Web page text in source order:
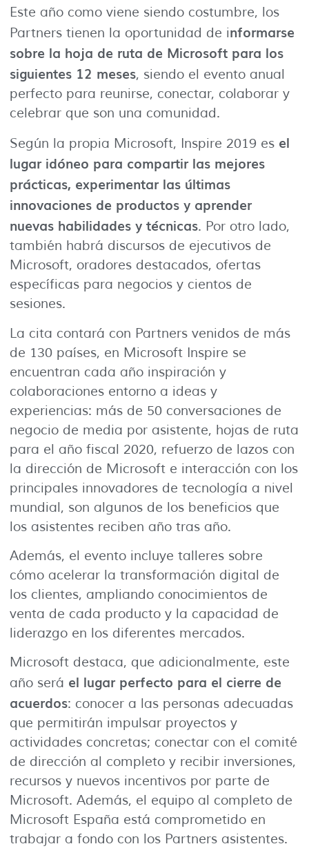
Este año como viene siendo costumbre, los
Partners tienen la oportunidad de informarse
sobre la hoja de ruta de Microsoft para los
siguientes 12 meses, siendo el evento anual
perfecto para reunirse, conectar, colaborar y
celebrar que son una comunidad.
Según la propia Microsoft, Inspire 2019 es el
lugar idóneo para compartir las mejores
prácticas, experimentar las últimas
innovaciones de productos y aprender
nuevas habilidades y técnicas. Por otro lado,
también habrá discursos de ejecutivos de
Microsoft, oradores destacados, ofertas
específicas para negocios y cientos de
sesiones.
La cita contará con Partners venidos de más
de 130 países, en Microsoft Inspire se
encuentran cada año inspiración y
colaboraciones entorno a ideas y
experiencias: más de 50 conversaciones de
negocio de media por asistente, hojas de ruta
para el año fiscal 2020, refuerzo de lazos con
la dirección de Microsoft e interacción con los
principales innovadores de tecnología a nivel
mundial, son algunos de los beneficios que
los asistentes reciben año tras año.
Además, el evento incluye talleres sobre
cómo acelerar la transformación digital de
los clientes, ampliando conocimientos de
venta de cada producto y la capacidad de
liderazgo en los diferentes mercados.
Microsoft destaca, que adicionalmente, este
año será el lugar perfecto para el cierre de
acuerdos: conocer a las personas adecuadas
que permitirán impulsar proyectos y
actividades concretas; conectar con el comité
de dirección al completo y recibir inversiones,
recursos y nuevos incentivos por parte de
Microsoft. Además, el equipo al completo de
Microsoft España está comprometido en
trabajar a fondo con los Partners asistentes.